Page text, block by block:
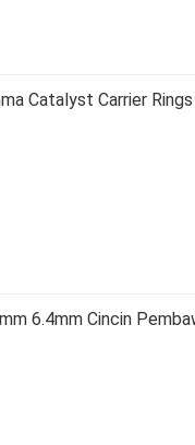
Catalyst Carrier
6.4mm Cincin